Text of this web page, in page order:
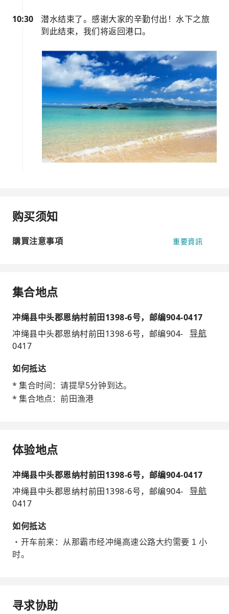
10:30
潜水结束了。感谢大家的辛勤付出！水下之旅
到此结束，我们将返回港口。
购买须知
購買注意事項 重要資訊
集合地点
冲绳县中头郡恩纳村前田1398-6号，邮编904-0417
冲绳县中头郡恩纳村前田1398-6号，邮编904-
0417
导航
如何抵达
* 集合时间：请提早5分钟到达。
* 集合地点：前田渔港
体验地点
冲绳县中头郡恩纳村前田1398-6号，邮编904-0417
冲绳县中头郡恩纳村前田1398-6号，邮编904-
0417
导航
如何抵达
・开车前来：从那霸市经冲绳高速公路大约需要 1 小
时。
寻求协助